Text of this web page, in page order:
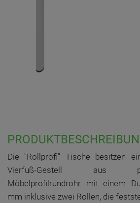
Die "Rollprofi" Tische besitzen
Vierfuß-Gestell aus
Möbelprofilrundrohr mit einem
mm inklusive zwei Rollen, die